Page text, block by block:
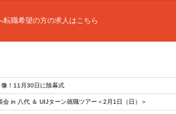
転職希望の方の求人はこちら
！11月30日に除幕式
in 八代 ＆ UIJターン就職ツアー＜2月1日（日）＞